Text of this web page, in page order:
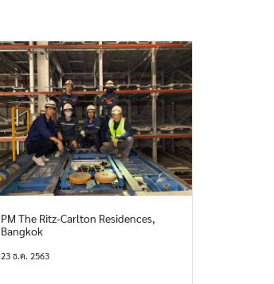
PM The Ritz-Carlton Residences,
Bangkok
23 ธ.ค. 2563